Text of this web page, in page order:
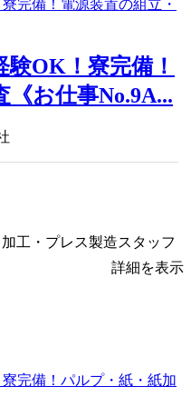
験OK！寮完備！
《お仕事No.9A...
工・プレス製造スタッフ
詳細を表示